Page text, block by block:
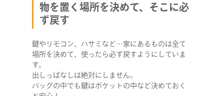
物を置く場所を決めて、そこに必
ず戻す
鍵やリモコン、ハサミなど…家にあるものは全て
場所を決めて、使ったら必ず戻すようにしていま
す。
出しっぱなしは絶対にしません。
バッグの中でも鍵はポケットの中など決めておく